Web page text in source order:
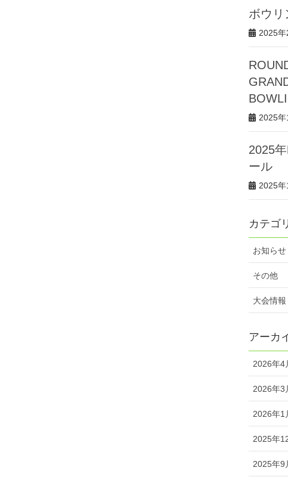
ボウリ
2025年
2025年
2025
ール
2025年
カテゴ
お知らせ
その他
大会情報
アーカ
2026年4
2026年3
2026年1
2025年
2025年9